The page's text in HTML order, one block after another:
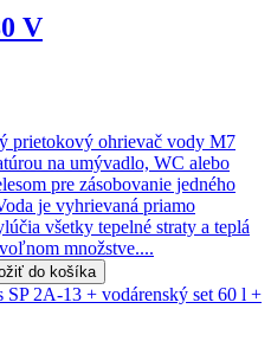
V
prietokový ohrievač vody M7
na umývadlo, WC alebo
pre zásobovanie jedného
je vyhrievaná priamo
všetky tepelné straty a teplá
množstve....
do košíka